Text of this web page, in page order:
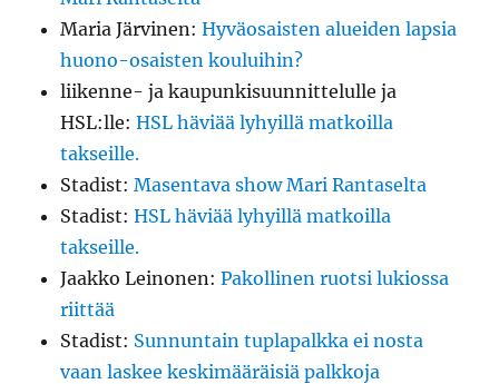
Maria Järvinen:Hyväosaisten alueiden lapsia
huono-osaisten kouluihin?
liikenne- ja kaupunkisuunnittelulle ja
HSL:lle:HSL häviää lyhyillä matkoilla
takseille.
Stadist:Masentava show Mari Rantaselta
Stadist:HSL häviää lyhyillä matkoilla
takseille.
Jaakko Leinonen:Pakollinen ruotsi lukiossa
riittää
Stadist: Sunnuntain tuplapalkka ei nosta
vaan laskee keskimääräisiä palkkoja